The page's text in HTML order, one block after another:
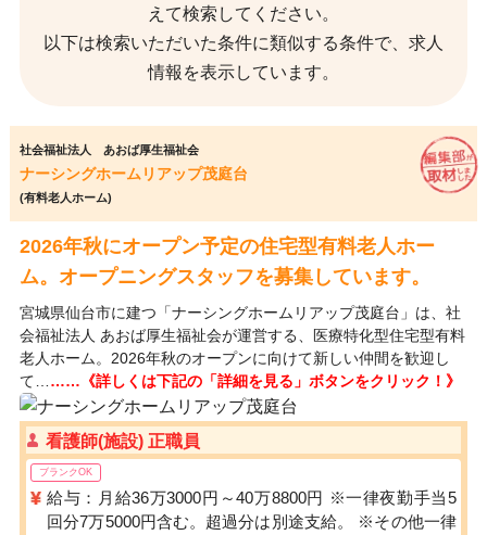
えて検索してください。
以下は検索いただいた条件に類似する条件で、求人
情報を表示しています。
社会福祉法人 あおば厚生福祉会
ナーシングホームリアップ茂庭台
(有料老人ホーム)
2026年秋にオープン予定の住宅型有料老人ホー
ム。オープニングスタッフを募集しています。
宮城県仙台市に建つ「ナーシングホームリアップ茂庭台」は、社
会福祉法人 あおば厚生福祉会が運営する、医療特化型住宅型有料
老人ホーム。2026年秋のオープンに向けて新しい仲間を歓迎し
て… ……《詳しくは下記の「詳細を見る」ボタンをクリック！》
看護師(施設) 正職員
ブランクOK
給与：月給36万3000円～40万8800円 ※一律夜勤手当5
回分7万5000円含む。超過分は別途支給。 ※その他一律